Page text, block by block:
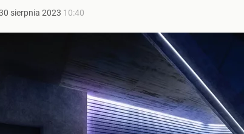
sierpnia 2023 10:40